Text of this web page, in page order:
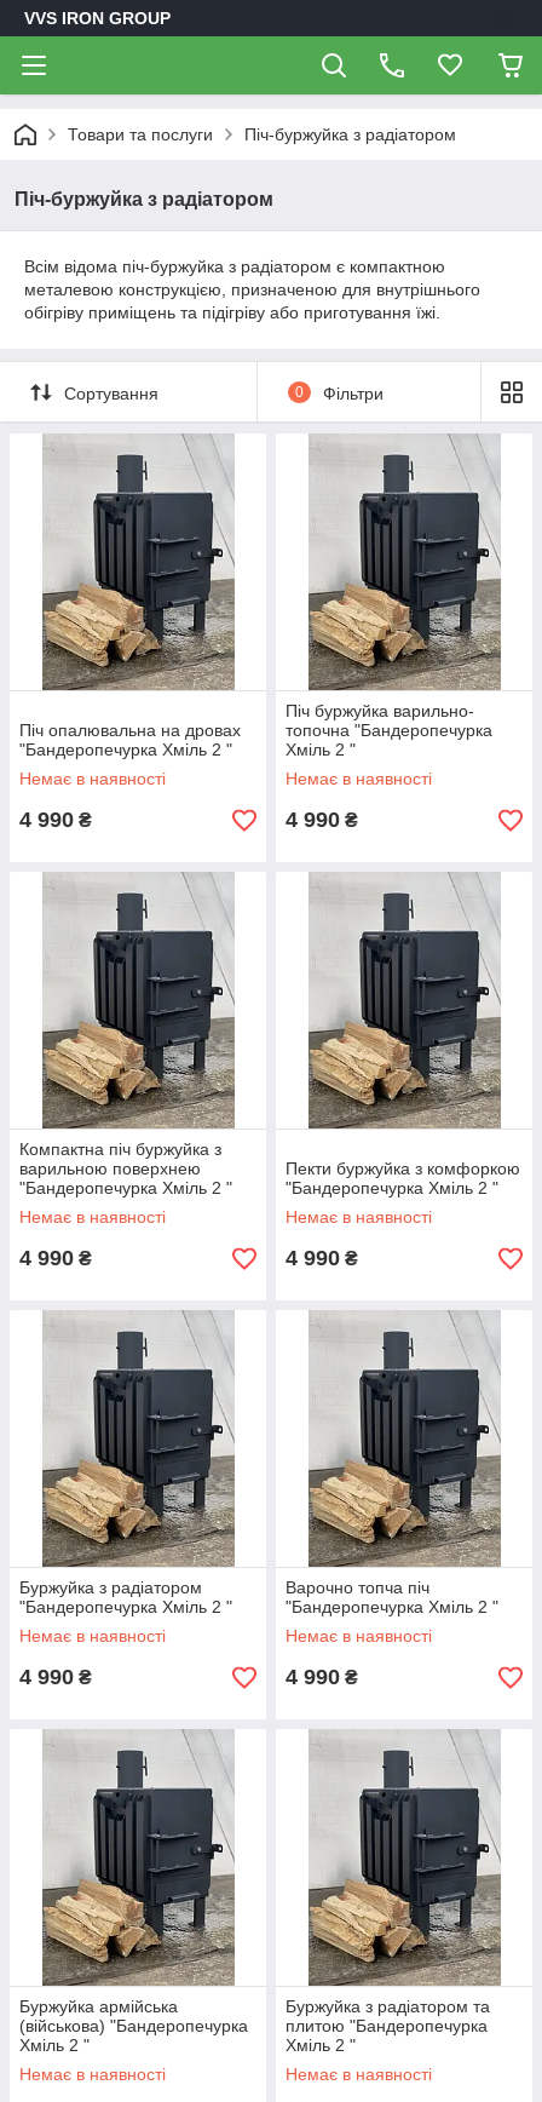
VVS IRON GROUP
Товари та послуги Піч-буржуйка з радіатором
Піч-буржуйка з радіатором
Всім відома піч-буржуйка з радіатором є компактною
металевою конструкцією, призначеною для внутрішнього
обігріву приміщень та підігріву або приготування їжі.
Сортування 0 Фільтри
Піч опалювальна на дровах
"Бандеропечурка Хміль 2 "
Немає в наявності
4 990 ₴
Піч буржуйка варильно-
топочна "Бандеропечурка
Хміль 2 "
Немає в наявності
4 990 ₴
Компактна піч буржуйка з
варильною поверхнею
"Бандеропечурка Хміль 2 "
Немає в наявності
4 990 ₴
Пекти буржуйка з комфоркою
"Бандеропечурка Хміль 2 "
Немає в наявності
4 990 ₴
Буржуйка з радіатором
"Бандеропечурка Хміль 2 "
Немає в наявності
4 990 ₴
Варочно топча піч
"Бандеропечурка Хміль 2 "
Немає в наявності
4 990 ₴
Буржуйка армійська
(військова) "Бандеропечурка
Хміль 2 "
Немає в наявності
Буржуйка з радіатором та
плитою "Бандеропечурка
Хміль 2 "
Немає в наявності